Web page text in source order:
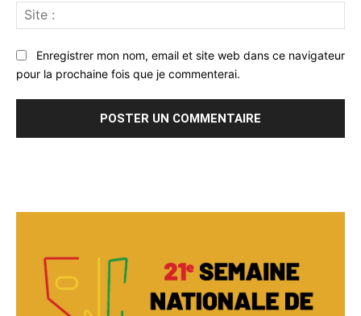
:
Enregistrer mon nom, email et site web dans ce navigateur
pour la prochaine fois que je commenterai.